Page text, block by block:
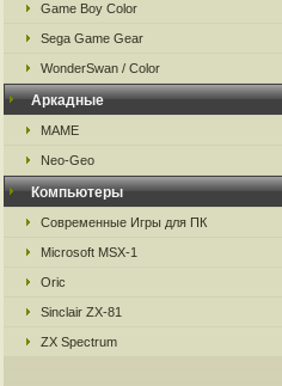
Game Boy Color
Sega Game Gear
WonderSwan / Color
Аркадные
MAME
Neo-Geo
Компьютеры
Современные Игры для ПК
Microsoft MSX-1
Oric
Sinclair ZX-81
ZX Spectrum